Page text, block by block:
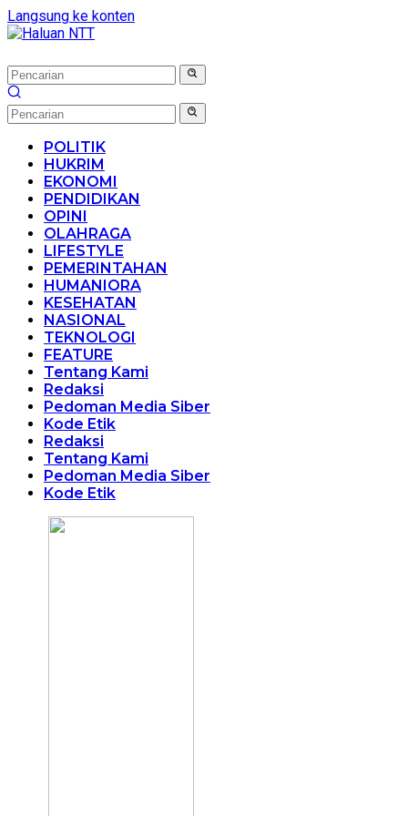
Langsung ke konten
POLITIK
HUKRIM
EKONOMI
PENDIDIKAN
OPINI
OLAHRAGA
LIFESTYLE
PEMERINTAHAN
HUMANIORA
KESEHATAN
NASIONAL
TEKNOLOGI
FEATURE
Tentang Kami
Redaksi
Pedoman Media Siber
Kode Etik
Redaksi
Tentang Kami
Pedoman Media Siber
Kode Etik